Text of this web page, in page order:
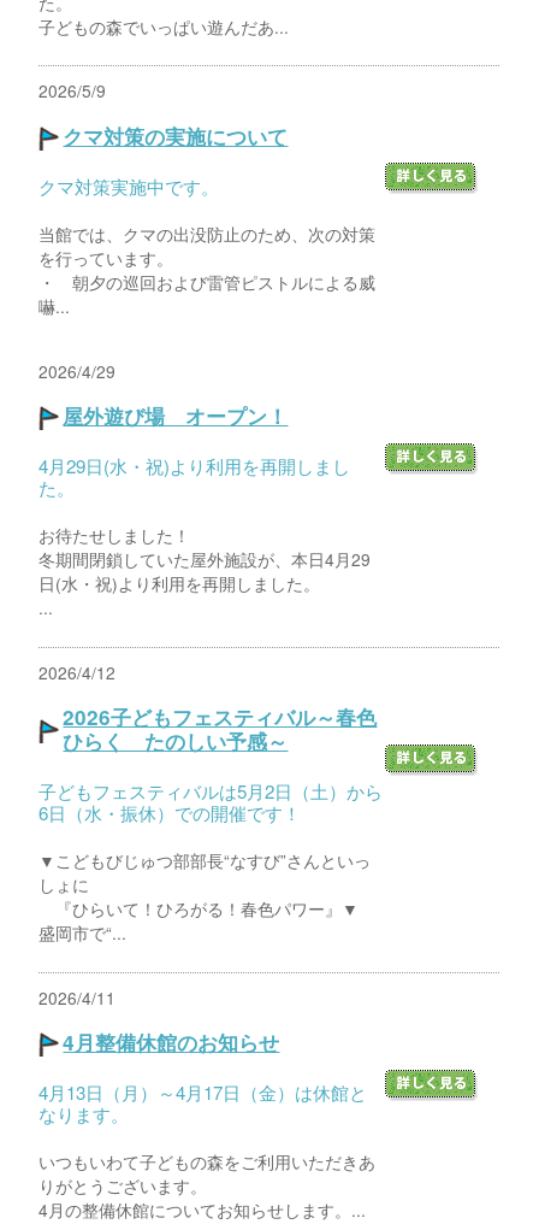
子どもの森でいっぱい遊んだあ...
2026/5/9
クマ対策の実施について
クマ対策実施中です。
当館では、クマの出没防止のため、次の対策
を行っています。
・ 朝夕の巡回および雷管ピストルによる威
嚇...
2026/4/29
屋外遊び場 オープン！
4月29日(水・祝)より利用を再開しまし
た。
お待たせしました！
冬期間閉鎖していた屋外施設が、本日4月29
日(水・祝)より利用を再開しました。
...
2026/4/12
2026子どもフェスティバル～春色
ひらく たのしい予感～
子どもフェスティバルは5月2日（土）から
6日（水・振休）での開催です！
▼こどもびじゅつ部部長“なすび”さんといっ
しょに
『ひらいて！ひろがる！春色パワー』▼
盛岡市で“...
2026/4/11
4月整備休館のお知らせ
4月13日（月）～4月17日（金）は休館と
なります。
いつもいわて子どもの森をご利用いただきあ
りがとうございます。
4月の整備休館についてお知らせします。...